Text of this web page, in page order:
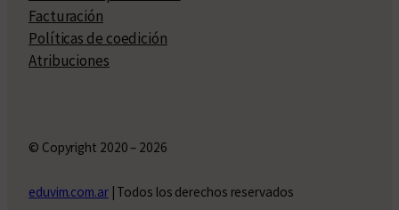
Facturación
Políticas de coedición
Atribuciones
© Copyright 2020 – 2026
eduvim.com.ar| Todos los derechos reservados